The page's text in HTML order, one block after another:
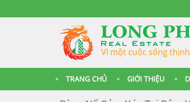
Vì một cuộc sống
TRANG CHỦ GIỚI THIỆU